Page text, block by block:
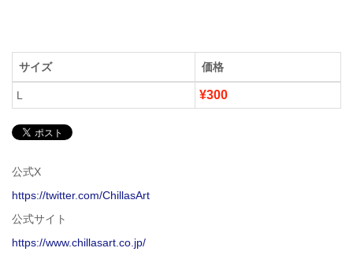
サイズ 価格
L ¥300
公式X
https://twitter.com/ChillasArt
公式サイト
https://www.chillasart.co.jp/